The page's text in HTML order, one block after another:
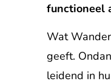
functioneel
Wat
geeft.
leidend in